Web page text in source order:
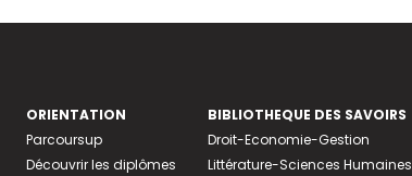
ORIENTATION
Parcoursup
Découvrir les diplômes
BIBLIOTHEQUE DES SAVOIRS
Droit-Economie-Gestion
Littérature-Sciences Humaines